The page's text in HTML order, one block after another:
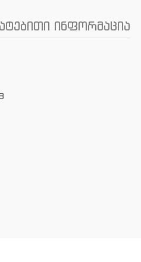
ინფორმაცია